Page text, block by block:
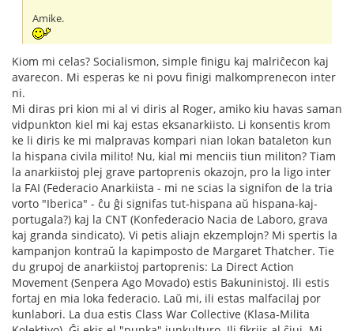
Amike.
Kiom mi celas? Socialismon, simple finigu kaj malriĉecon kaj
avarecon. Mi esperas ke ni povu finigi malkomprenecon inter
ni.
Mi diras pri kion mi al vi diris al Roger, amiko kiu havas saman
vidpunkton kiel mi kaj estas eksanarkiisto. Li konsentis krom
ke li diris ke mi malpravas kompari nian lokan bataleton kun
la hispana civila milito! Nu, kial mi menciis tiun militon? Tiam
la anarkiistoj plej grave partoprenis okazojn, pro la ligo inter
la FAI (Federacio Anarkiista - mi ne scias la signifon de la tria
vorto "Iberica" - ĉu ĝi signifas tut-hispana aŭ hispana-kaj-
portugala?) kaj la CNT (Konfederacio Nacia de Laboro, grava
kaj granda sindicato). Vi petis aliajn ekzemplojn? Mi spertis la
kampanjon kontraŭ la kapimposto de Margaret Thatcher. Tie
du grupoj de anarkiistoj partoprenis: La Direct Action
Movement (Senpera Ago Movado) estis Bakuninistoj. Ili estis
fortaj en mia loka federacio. Laŭ mi, ili estas malfacilaj por
kunlabori. La dua estis Class War Collective (Klasa-Milita